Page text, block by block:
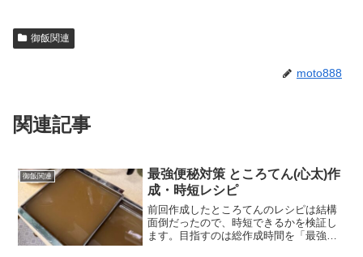
御飯関連
moto888
関連記事
御飯関連
最強便秘対策 ところてん(心太)作
成・時短レシピ
前回作成したところてんのレシピは結構
面倒だったので、時短できるかを検証し
ます。目指すのは総作成時間を「最強便